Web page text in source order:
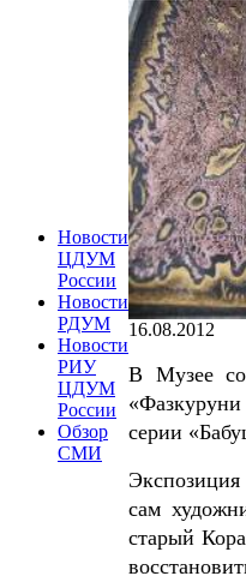
Новости
ЦДУМ
России
Новости
РДУМ
Новости
РИУ
ЦДУМ
России
Обзор
СМИ
16.08.2012
В Музее
серии
сам
старый